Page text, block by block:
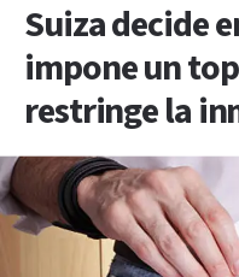
Suiza decide
impone un
restringe la